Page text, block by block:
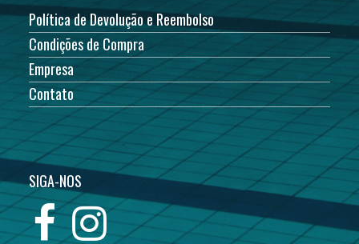
Política de Devolução e Reembolso
Condições de Compra
Empresa
Contato
SIGA-NOS